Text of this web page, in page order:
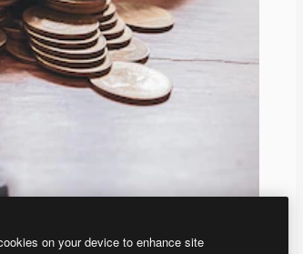
on your device to enhance site